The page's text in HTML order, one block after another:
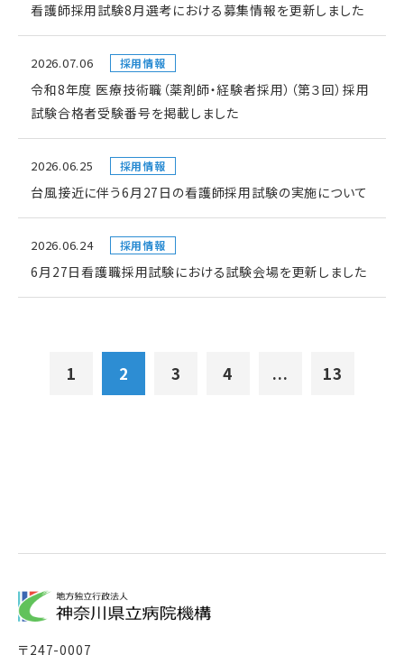
看護師採用試験8月選考における募集情報を更新しました
2026.07.06 採用情報
令和8年度 医療技術職（薬剤師・経験者採用）（第３回）採用
試験合格者受験番号を掲載しました
2026.06.25 採用情報
台風接近に伴う6月27日の看護師採用試験の実施について
2026.06.24 採用情報
6月27日看護職採用試験における試験会場を更新しました
1 2 3 4 ... 13
〒247-0007